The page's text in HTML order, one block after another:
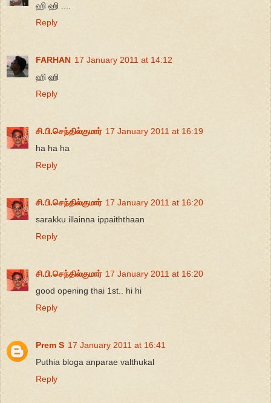
ஹி ஹி ....
Reply
FARHAN 17 January 2011 at 14:12
ஹி ஹி
Reply
சி.பி.செந்தில்குமார் 17 January 2011 at 16:19
ha ha ha
Reply
சி.பி.செந்தில்குமார் 17 January 2011 at 16:20
sarakku illainna ippaiththaan
Reply
சி.பி.செந்தில்குமார் 17 January 2011 at 16:20
good opening thai 1st.. hi hi
Reply
Prem S 17 January 2011 at 16:41
Puthia bloga anparae valthukal
Reply